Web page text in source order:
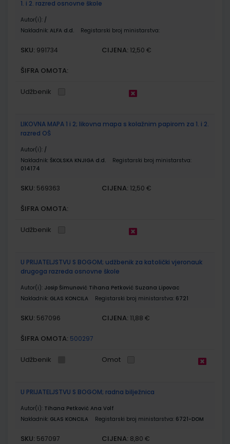
1. i 2. razred osnovne škole
Autor(i): /
Nakladnik: ALFA d.d. Registarski broj ministarstva:
SKU: 991734 CIJENA: 12,50 €
ŠIFRA OMOTA:
Udžbenik
LIKOVNA MAPA 1 i 2; likovna mapa s kolažnim papirom za 1. i 2.
razred OŠ
Autor(i): /
Nakladnik: ŠKOLSKA KNJIGA d.d.
Registarski broj ministarstva:
014174
SKU: 569363 CIJENA: 12,50 €
ŠIFRA OMOTA:
Udžbenik
U PRIJATELJSTVU S BOGOM; udžbenik za katolički vjeronauk
drugoga razreda osnovne škole
Autor(i): Josip Šimunović Tihana Petković Suzana Lipovac
Nakladnik: GLAS KONCILA Registarski broj ministarstva: 6721
SKU: 567096 CIJENA: 11,88 €
ŠIFRA OMOTA: 500297
Udžbenik Omot
U PRIJATELJSTVU S BOGOM; radna bilježnica
Autor(i): Tihana Petković Ana Volf
Nakladnik: GLAS KONCILA Registarski broj ministarstva: 6721-DOM
SKU: 567097 CIJENA: 8,80 €